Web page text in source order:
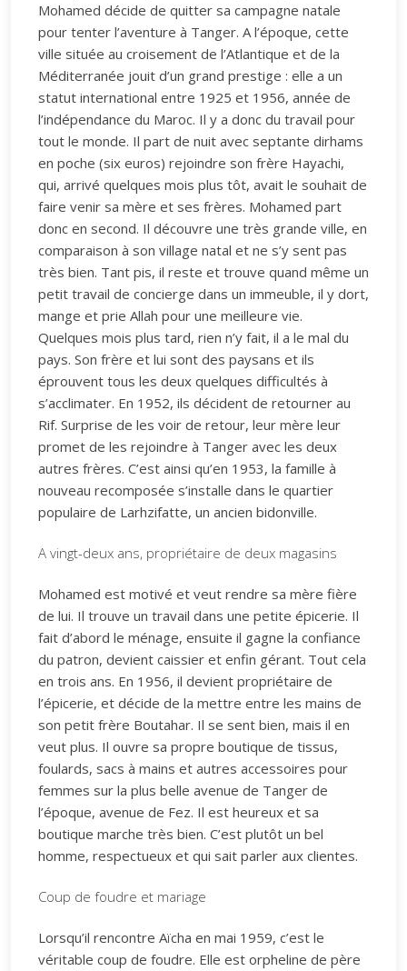
Mohamed décide de quitter sa campagne natale
pour tenter l’aventure à Tanger. A l’époque, cette
ville située au croisement de l’Atlantique et de la
Méditerranée jouit d’un grand prestige : elle a un
statut international entre 1925 et 1956, année de
l’indépendance du Maroc. Il y a donc du travail pour
tout le monde. Il part de nuit avec septante dirhams
en poche (six euros) rejoindre son frère Hayachi,
qui, arrivé quelques mois plus tôt, avait le souhait de
faire venir sa mère et ses frères. Mohamed part
donc en second. Il découvre une très grande ville, en
comparaison à son village natal et ne s’y sent pas
très bien. Tant pis, il reste et trouve quand même un
petit travail de concierge dans un immeuble, il y dort,
mange et prie Allah pour une meilleure vie.
Quelques mois plus tard, rien n’y fait, il a le mal du
pays. Son frère et lui sont des paysans et ils
éprouvent tous les deux quelques difficultés à
s’acclimater. En 1952, ils décident de retourner au
Rif. Surprise de les voir de retour, leur mère leur
promet de les rejoindre à Tanger avec les deux
autres frères. C’est ainsi qu’en 1953, la famille à
nouveau recomposée s’installe dans le quartier
populaire de Larhzifatte, un ancien bidonville.
A vingt-deux ans, propriétaire de deux magasins
Mohamed est motivé et veut rendre sa mère fière
de lui. Il trouve un travail dans une petite épicerie. Il
fait d’abord le ménage, ensuite il gagne la confiance
du patron, devient caissier et enfin gérant. Tout cela
en trois ans. En 1956, il devient propriétaire de
l’épicerie, et décide de la mettre entre les mains de
son petit frère Boutahar. Il se sent bien, mais il en
veut plus. Il ouvre sa propre boutique de tissus,
foulards, sacs à mains et autres accessoires pour
femmes sur la plus belle avenue de Tanger de
l’époque, avenue de Fez. Il est heureux et sa
boutique marche très bien. C’est plutôt un bel
homme, respectueux et qui sait parler aux clientes.
Coup de foudre et mariage
Lorsqu’il rencontre Aïcha en mai 1959, c’est le
véritable coup de foudre. Elle est orpheline de père